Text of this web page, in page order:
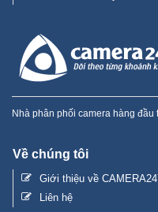
Giới thiệu về CAMERA247
Hỗ trợ khách hàng